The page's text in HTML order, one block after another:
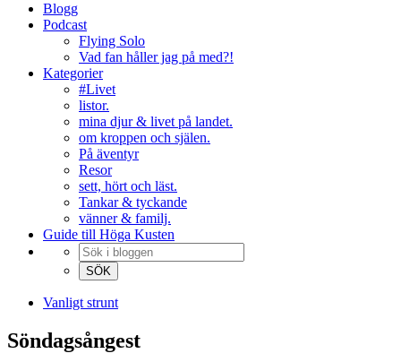
Blogg
Podcast
Flying Solo
Vad fan håller jag på med?!
Kategorier
#Livet
listor.
mina djur & livet på landet.
om kroppen och själen.
På äventyr
Resor
sett, hört och läst.
Tankar & tyckande
vänner & familj.
Guide till Höga Kusten
Vanligt strunt
Söndagsångest